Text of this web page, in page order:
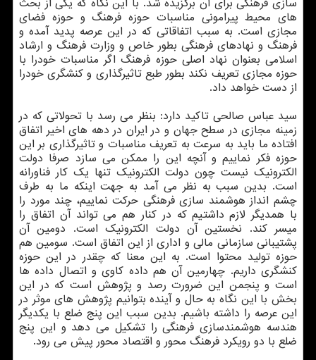
سازی فرهنگی برای آن برگزیده شد. با این نگاه که یکی از بحث
های محیط پیرامونی مناسبات حوزه فرهنگ و حوزه فضای
مجازی است. به سبب اتفاقاتی که در این عرصه پدید آمده و
فرهنگ و نهادهای فرهنگی بطور خاص و وزارت فرهنگ و ارشاد
اسلامی بعنوان نهاد اصلی حوزه فرهنگ اگر مناسبات خودرا با
حوزه مجازی تعریف نکند بطور طبع تاثیرگذاری و کنشگری خودرا
از دست خواهد داد.
سید عباس صالحی تاکید دارد: بنظر می رسد با تحولاتی که در
زمینه مجازی در سطح جهان و در ایران در دهه های اخیر اتفاق
افتاده ما باید به سرعت به تعریف مناسبات و تاثیرگذاری بر این
حوزه فکر نماییم و آنچه این را ممکن می سازد صرفا دولت
الکترونیک نیست چون دولت الکترونیک تنها یک کار فناورانه
است. بدین سبب به نظر می آمد به جهت اینکه ما به طرف
چشم انداز هوشمند سازی فرهنگی حرکت نماییم، چند مورد را
با همدیگر لازم داشتیم که در کنار هم می تواند آن اتفاق را
میسر کند. نخستین آن دولت الکترونیک است. دومین آن
پشتیبانی سازمانی مالی و اداری از این اتفاق است. سومین هم
حوزه تولید محتوا است. به این معنا که چقدر در این حوزه
کنشگری داریم. چهارمین آن هم داده کاوی و اتصال داده ها
است و پنجمن این ضرورت رصد و پژوهش است که در این
بخش با این نگاه به حال و آینده بتوانیم پژوهش های موثر در
این عرصه را داشته باشیم. بدین سبب این پنج ضلع با یکدیگر
هندسه هوشمندسازی فرهنگی را تشکیل می دهد و این پنج
ضلع با دو رویکرد فرهنگ محور و اقتصاد محور پیش می رود.